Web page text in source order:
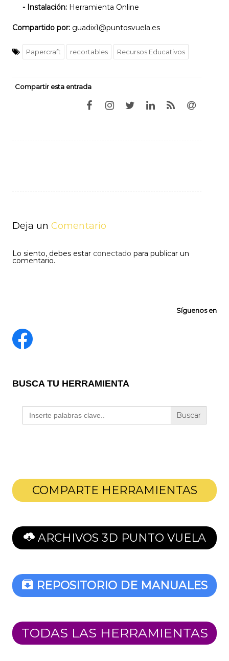
- Instalación: Herramienta Online
Compartido por: guadix1@puntosvuela.es
Papercraft recortables Recursos Educativos
Compartir esta entrada
Deja un Comentario
Lo siento, debes estar conectado para publicar un
comentario.
Síguenos en
BUSCA TU HERRAMIENTA
Buscar:
COMPARTE HERRAMIENTAS
ARCHIVOS 3D PUNTO VUELA
REPOSITORIO DE MANUALES
TODAS LAS HERRAMIENTAS